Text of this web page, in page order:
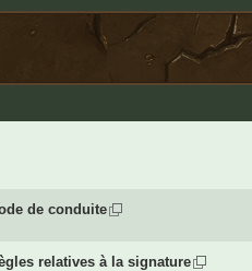
de conduite
relatives à la signature